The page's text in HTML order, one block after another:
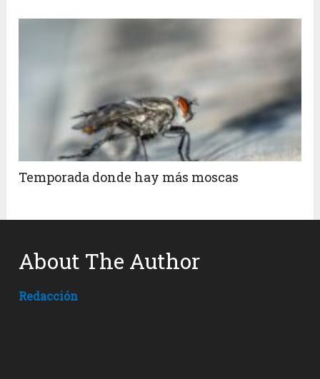
Temporada donde hay más moscas
About The Author
Redacción